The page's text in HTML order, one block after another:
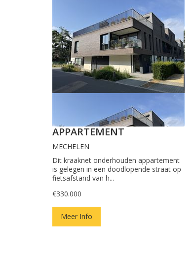
APPARTEMENT
MECHELEN
Dit kraaknet onderhouden appartement
is gelegen in een doodlopende straat op
fietsafstand van h...
€330.000
Meer Info